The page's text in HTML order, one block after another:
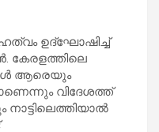
ഉദ്ഘോഷിച്ച്
കേരളത്തിലെ
ആരെയും
വിദേശത്ത്